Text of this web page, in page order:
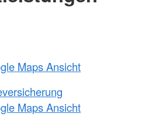
Maps Ansicht
Maps Ansicht